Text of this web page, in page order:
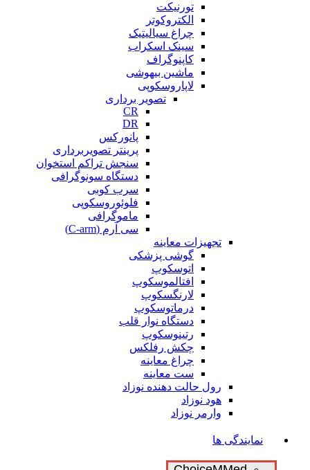
تورنیکت
الکتروکوتر
چراغ سیالیتیک
سینک اسکراب
کاپنوگراف
ماشین بیهوشی
لاپاروسکوپی
تصویر برداری
CR
DR
پانورکس
پرینتر تصویربرداری
سنجش تراکم استخوان
دستگاه سونوگرافی
سرب کوبی
فلوئوروسکوپی
ماموگرافی
سی آرم (C-arm)
تجهیزات معاینه
گوشی پزشکی
اتوسکوپ
افتالموسکوپ
لارنگسکوپ
درماتوسکوپ
دستگاه نوار قلب
رتینوسکوپ
چکش رفلکس
چراغ معاینه
ست معاینه
رول حالت دهنده نوزاد
هود نوزاد
وارمر نوزاد
نمایندگی ها